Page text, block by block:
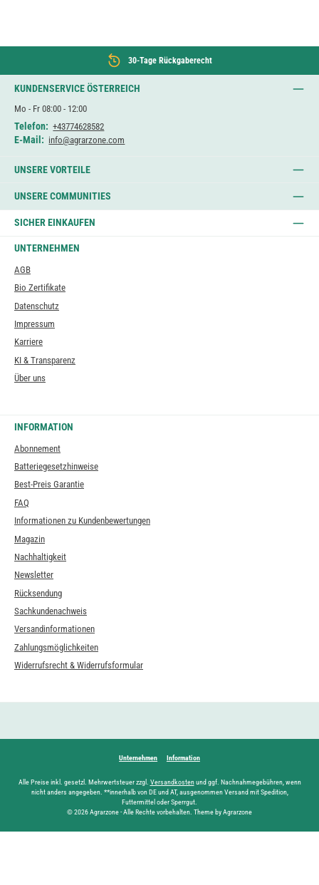
30-Tage Rückgaberecht
KUNDENSERVICE ÖSTERREICH
Mo - Fr 08:00 - 12:00
Telefon: +43774628582
E-Mail: info@agrarzone.com
UNSERE VORTEILE
UNSERE COMMUNITIES
SICHER EINKAUFEN
UNTERNEHMEN
AGB
Bio Zertifikate
Datenschutz
Impressum
Karriere
KI & Transparenz
Über uns
INFORMATION
Abonnement
Batteriegesetzhinweise
Best-Preis Garantie
FAQ
Informationen zu Kundenbewertungen
Magazin
Nachhaltigkeit
Newsletter
Rücksendung
Sachkundenachweis
Versandinformationen
Zahlungsmöglichkeiten
Widerrufsrecht & Widerrufsformular
Unternehmen Information
Alle Preise inkl. gesetzl. Mehrwertsteuer zzgl. Versandkostenund ggf. Nachnahmegebühren, wenn
nicht anders angegeben. **innerhalb von DE und AT, ausgenommen Versand mit Spedition,
Futtermittel oder Sperrgut.
© 2026 Agrarzone - Alle Rechte vorbehalten. Theme by Agrarzone